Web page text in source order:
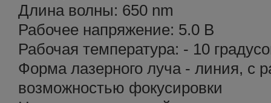
Длина волны: 650 nm
Рабочее напряжение: 5.0 В
Рабочая температура: - 10
Форма лазерного луча - линия, с
возможностью фокусировки